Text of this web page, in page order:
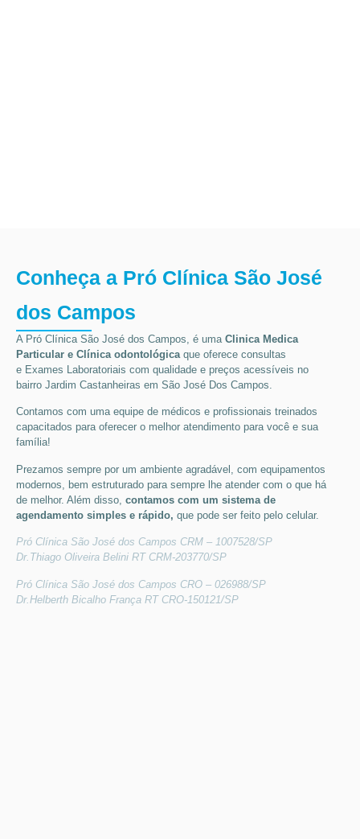
Conheça a Pró Clínica São José
dos Campos
A Pró Clínica São José dos Campos, é uma Clinica Medica
Particular e Clínica odontológicaque oferece consultas
e Exames Laboratoriais com qualidade e preços acessíveis no
bairro Jardim Castanheiras em São José Dos Campos.
Contamos com uma equipe de médicos e profissionais treinados
capacitados para oferecer o melhor atendimento para você e sua
família!
Prezamos sempre por um ambiente agradável, com equipamentos
modernos, bem estruturado para sempre lhe atender com o que há
de melhor. Além disso, contamos com um sistema de
agendamento simples e rápido, que pode ser feito pelo celular.
Pró Clínica São José dos Campos CRM – 1007528/SP
Dr.Thiago Oliveira Belini RT CRM-203770/SP
Pró Clínica São José dos Campos CRO – 026988/SP
Dr.Helberth Bicalho França RT CRO-150121/SP